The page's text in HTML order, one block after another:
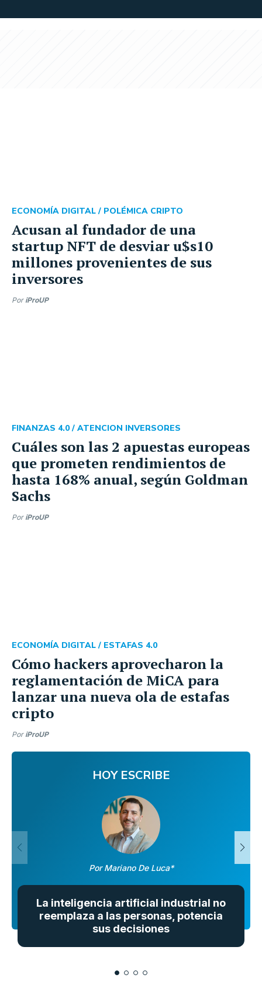
Acusan al fundador de una
startup NFT de desviar u$s10
millones provenientes de sus
inversores
ECONOMÍA DIGITAL / POLÉMICA CRIPTO
Por iProUP
Cuáles son las 2 apuestas europeas
que prometen rendimientos de
hasta 168% anual, según Goldman
Sachs
FINANZAS 4.0 / ATENCION INVERSORES
Por iProUP
Cómo hackers aprovecharon la
reglamentación de MiCA para
lanzar una nueva ola de estafas
cripto
ECONOMÍA DIGITAL / ESTAFAS 4.0
Por iProUP
La inteligencia artificial industrial no
reemplaza a las personas, potencia
sus decisiones
HOY ESCRIBE
Por Mariano De Luca*